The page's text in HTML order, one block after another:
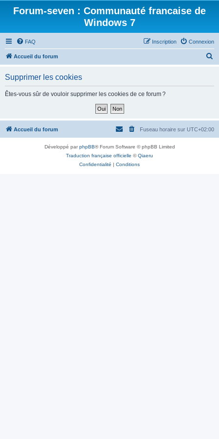
Forum-seven : Communauté francaise de
Windows 7
FAQ Connexion
Inscription
Accueil du forum
h
Supprimer les cookies
Êtes-vous sûr de vouloir supprimer les cookies de ce forum ?
Accueil du forum Fuseau horaire sur UTC+02:00
Développé parphpBB® Forum Software © phpBB Limited
Traduction française officielle ©Qiaeru
Confidentialité | Conditions